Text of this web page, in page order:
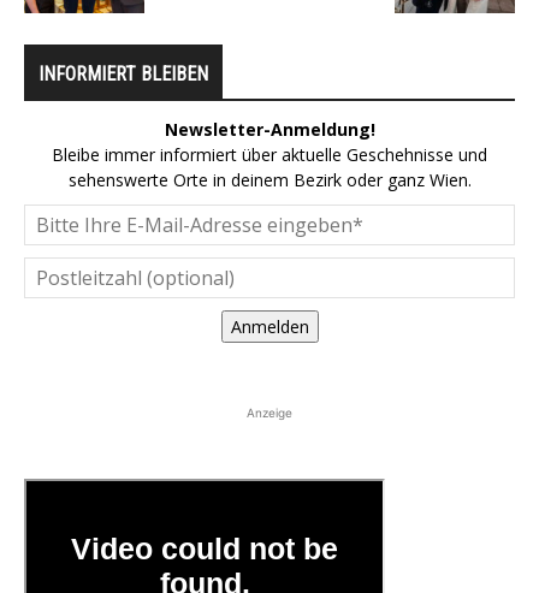
INFORMIERT BLEIBEN
Newsletter-Anmeldung!
Bleibe immer informiert über aktuelle Geschehnisse und
sehenswerte Orte in deinem Bezirk oder ganz Wien.
Anmelden
Anzeige